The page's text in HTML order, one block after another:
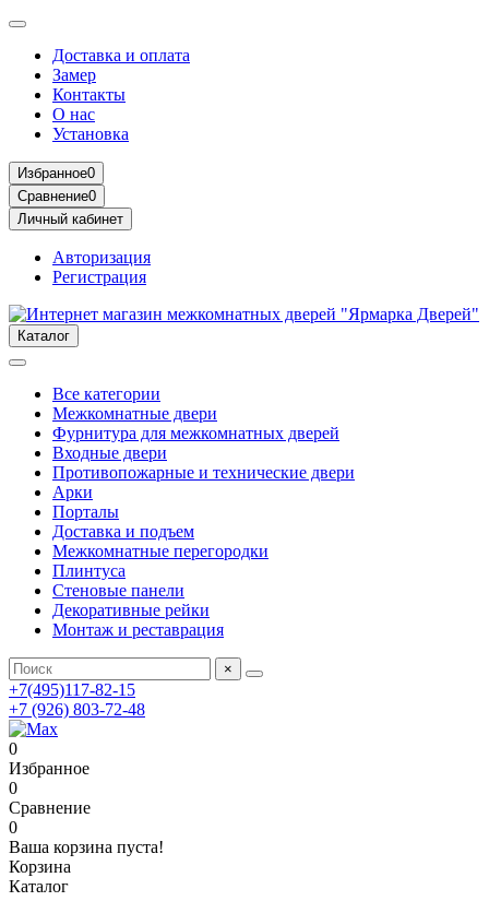
Доставка и оплата
Замер
Контакты
О нас
Установка
Избранное0
Сравнение0
Личный кабинет
Авторизация
Регистрация
Каталог
Все категории
Межкомнатные двери
Фурнитура для межкомнатных дверей
Входные двери
Противопожарные и технические двери
Арки
Порталы
Доставка и подъем
Межкомнатные перегородки
Плинтуса
Стеновые панели
Декоративные рейки
Монтаж и реставрация
×
+7(495)117-82-15
+7 (926) 803-72-48
0
Избранное
0
Сравнение
0
Ваша корзина пуста!
Корзина
Каталог